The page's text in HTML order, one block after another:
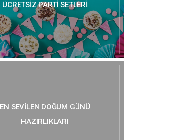
ÜCRETSIZ PARTI SETLERI
EN SEVILEN DOĞUM GÜNÜ
HAZIRLIKLARI